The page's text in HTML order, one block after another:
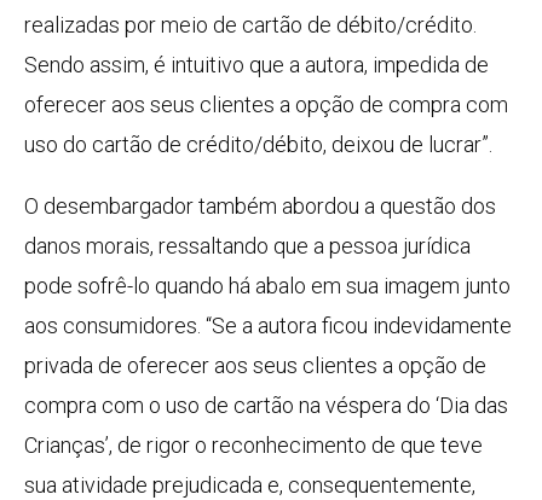
realizadas por meio de cartão de débito/crédito.
Sendo assim, é intuitivo que a autora, impedida de
oferecer aos seus clientes a opção de compra com
uso do cartão de crédito/débito, deixou de lucrar”.
O desembargador também abordou a questão dos
danos morais, ressaltando que a pessoa jurídica
pode sofrê-lo quando há abalo em sua imagem junto
aos consumidores. “Se a autora ficou indevidamente
privada de oferecer aos seus clientes a opção de
compra com o uso de cartão na véspera do ‘Dia das
Crianças’, de rigor o reconhecimento de que teve
sua atividade prejudicada e, consequentemente,